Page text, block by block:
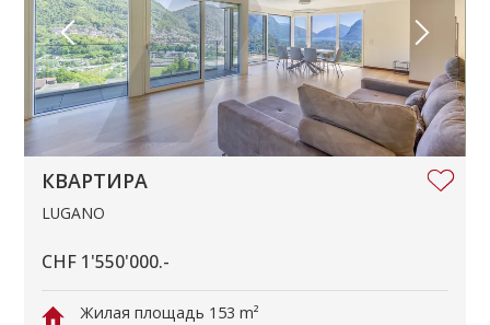
КВАРТИРА
LUGANO
CHF 1'550'000.-
Жилая площадь 153 m²